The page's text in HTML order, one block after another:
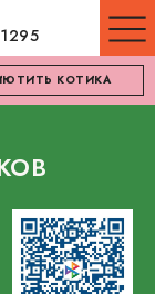
КОТИКА